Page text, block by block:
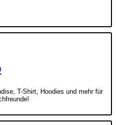
T-Shirt, Hoodies und mehr für